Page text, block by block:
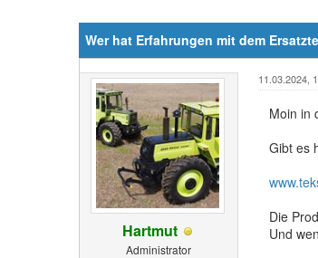
Wer hat Erfahrungen mit dem
Hartmut
Administrator
11.03.2024,
Moin in
Gibt es
Die
Und